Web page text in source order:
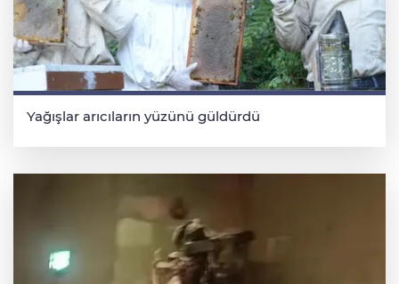
Yağışlar arıcıların yüzünü güldürdü